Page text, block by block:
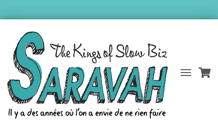
Accueil/ Catalogue Saravah / Pierre Barouh / BLU-RAY « SARAVAH » Film de
Pierre Barouh – restauration 4K